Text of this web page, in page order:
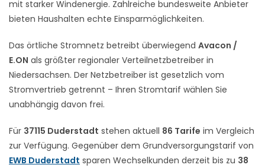
mit starker Windenergie. Zahlreiche bundesweite Anbieter
bieten Haushalten echte Einsparmöglichkeiten.
Das örtliche Stromnetz betreibt überwiegend Avacon /
E.ON als größter regionaler Verteilnetzbetreiber in
Niedersachsen. Der Netzbetreiber ist gesetzlich vom
Stromvertrieb getrennt – Ihren Stromtarif wählen Sie
unabhängig davon frei.
Für 37115 Duderstadt stehen aktuell 86 Tarife im Vergleich
zur Verfügung. Gegenüber dem Grundversorgungstarif von
EWB Duderstadt sparen Wechselkunden derzeit bis zu 38